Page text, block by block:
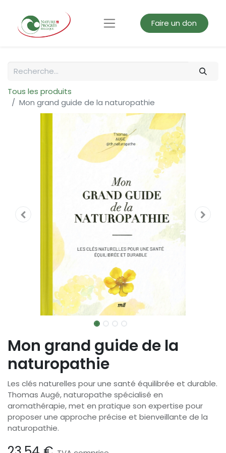
Faire un don
Tous les produits
Mon grand guide de la naturopathie
Mon grand guide de la
naturopathie
Les clés naturelles pour une santé équilibrée et durable.
Thomas Augé, naturopathe spécialisé en
aromathérapie, met en pratique son expertise pour
proposer une approche précise et bienveillante de la
naturopathie.